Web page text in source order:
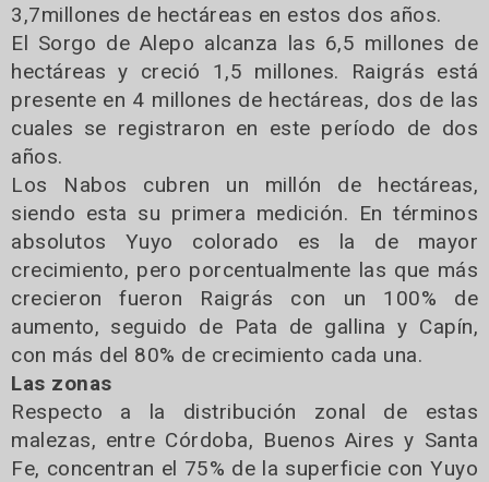
3,7millones de hectáreas en estos dos años.
El Sorgo de Alepo alcanza las 6,5 millones de
hectáreas y creció 1,5 millones. Raigrás está
presente en 4 millones de hectáreas, dos de las
cuales se registraron en este período de dos
años.
Los Nabos cubren un millón de hectáreas,
siendo esta su primera medición. En términos
absolutos Yuyo colorado es la de mayor
crecimiento, pero porcentualmente las que más
crecieron fueron Raigrás con un 100% de
aumento, seguido de Pata de gallina y Capín,
con más del 80% de crecimiento cada una.
Las zonas
Respecto a la distribución zonal de estas
malezas, entre Córdoba, Buenos Aires y Santa
Fe, concentran el 75% de la superficie con Yuyo